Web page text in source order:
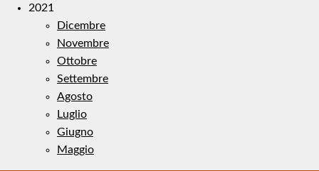
2021
Dicembre
Novembre
Ottobre
Settembre
Agosto
Luglio
Giugno
Maggio